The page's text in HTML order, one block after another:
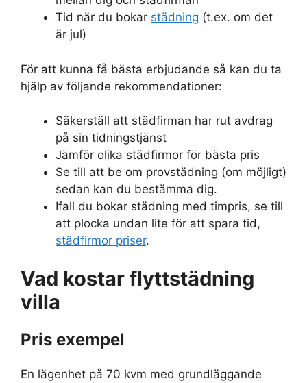
Tid när du bokar städning (t.ex. om det
är jul)
För att kunna få bästa erbjudande så kan du ta
hjälp av följande rekommendationer:
Säkerställ att städfirman har rut avdrag
på sin tidningstjänst
Jämför olika städfirmor för bästa pris
Se till att be om provstädning (om möjligt)
sedan kan du bestämma dig.
Ifall du bokar städning med timpris, se till
att plocka undan lite för att spara tid,
städfirmor priser.
Vad kostar flyttstädning
villa
Pris exempel
En lägenhet på 70 kvm med grundläggande